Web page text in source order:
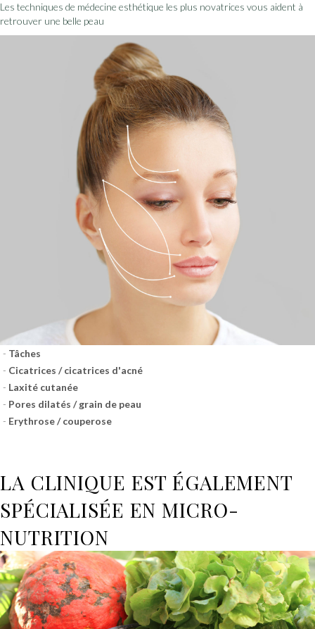
Les techniques de médecine esthétique les plus novatrices vous aident à
retrouver une belle peau
Tâches
Cicatrices / cicatrices d'acné
Laxité cutanée
Pores dilatés / grain de peau
Erythrose / couperose
LA CLINIQUE EST ÉGALEMENT
SPÉCIALISÉE EN MICRO-
NUTRITION